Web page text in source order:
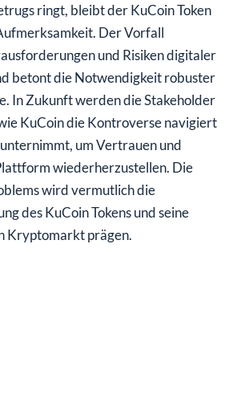
ringt, bleibt der KuCoin Token
Der Vorfall
und Risiken digitaler
betont die Notwendigkeit robuster
In Zukunft werden die Stakeholder
KuCoin die Kontroverse navigiert
um Vertrauen und
wiederherzustellen. Die
wird vermutlich die
des KuCoin Tokens und seine
Kryptomarkt prägen.